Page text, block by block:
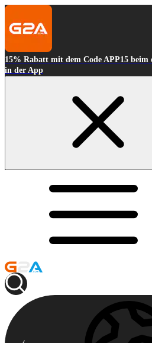
15% Rabatt mit dem Code APP15 beim
in der App